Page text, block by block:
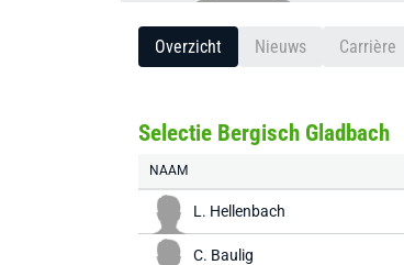
Overzicht Nieuws Carrière
Selectie Bergisch Gladbach
NAAM
L. Hellenbach
C. Baulig